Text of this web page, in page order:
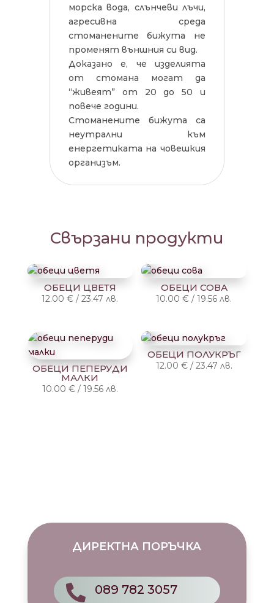
морска вода, слънчеви лъчи,
агресивна среда
стоманените бижута не
променят външния си вид.
Доказано е, че изделията
от стомана могат да
“живеят” от 20 до 50 и
повече години.
Стоманените бижута са
неутрални към
енергетиката на човешкия
организъм.
Свързани продукти
ОБЕЦИ ЦВЕТЯ
12.00€ /23.47лв.
ОБЕЦИ СОВА
10.00€ /19.56лв.
ОБЕЦИ ПЕПЕРУДИ
МАЛКИ
10.00 € / 19.56 лв.
ОБЕЦИ ПОЛУКРЪГ
12.00 € / 23.47 лв.
ДИРЕКТНА ПОРЪЧКА
 089 782 3057